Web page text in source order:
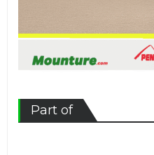
Part of